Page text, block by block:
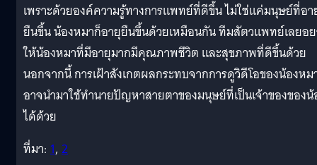
เพราะด้วยองค์ความรู้ทางการแพทย์ที่ดีขึ้น ไม่ใช่แค่มนุษย์ที่อ
ยืนขึ้น น้องหมาก็อายุยืนขึ้นด้วยเหมือนกัน ทีมสัตวแพทย์เลยอ
ให้น้องหมาที่มีอายุมากมีคุณภาพชีวิต และสุขภาพที่ดีขึ้นด้วย
นอกจากนี้ การเฝ้าสังเกตผลกระทบจากการดูวิดีโอของน้องหม
อาจนำมาใช้ทำนายปัญหาสายตาของมนุษย์ที่เป็นเจ้าของของน้
ได้ด้วย
ที่มา: 1, 2